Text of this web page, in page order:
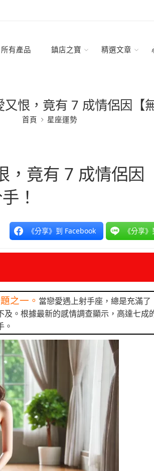
所有產品 鎮店之寶 精選文章
恨，竟有 7 成情侶因【
首頁 星座運勢
，竟有 7 成情侶因
！
《分享》到 Facebook 《分享
之一。 當戀愛遇上射手座，總是充滿了
。根據最新的感情調查顯示，高達七成
。